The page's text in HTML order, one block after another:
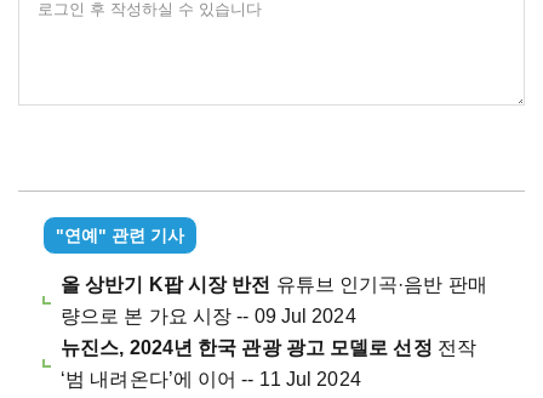
로그인 후 작성하실 수 있습니다
"연예" 관련 기사
올 상반기 K팝 시장 반전 유튜브 인기곡·음반 판매
량으로 본 가요 시장 -- 09 Jul 2024
뉴진스, 2024년 한국 관광 광고 모델로 선정 전작
‘범 내려온다’에 이어 -- 11 Jul 2024